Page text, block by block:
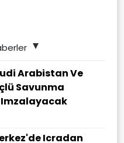
Arabistan Ve
Savunma
Imzalayacak
Icradan